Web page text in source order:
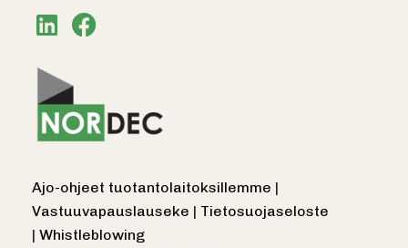
Ajo-ohjeet tuotantolaitoksillemme |
Vastuuvapauslauseke | Tietosuojaseloste
| Whistleblowing